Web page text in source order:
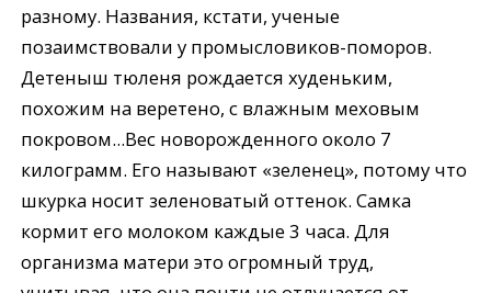
разному. Названия, кстати, ученые
позаимствовали у промысловиков-поморов.
Детеныш тюленя рождается худеньким,
похожим на веретено, с влажным меховым
покровом...Вес новорожденного около 7
килограмм. Его называют «зеленец», потому что
шкурка носит зеленоватый оттенок. Самка
кормит его молоком каждые 3 часа. Для
организма матери это огромный труд,